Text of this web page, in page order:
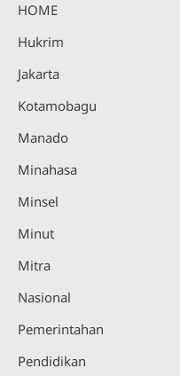
HOME
Hukrim
Jakarta
Kotamobagu
Manado
Minahasa
Minsel
Minut
Mitra
Nasional
Pemerintahan
Pendidikan